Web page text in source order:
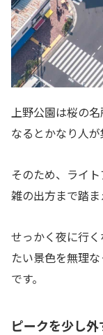
上野公園は桜の
なるとかなり人が
そのため、ライ
雑の出方まで踏ま
せっかく夜に行
たい景色を無理
です。
ピークを少し